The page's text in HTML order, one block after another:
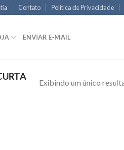
Contato Política de Privacidade
ENVIAR E-MAIL
Exibindo um único